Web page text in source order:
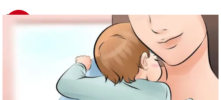
5diferentes posturas